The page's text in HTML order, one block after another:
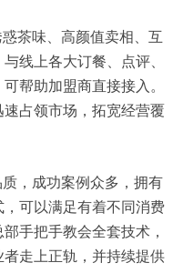
茶味、高颜值卖相、互
线上各大订餐、点评、
帮助加盟商直接接入。
占领市场，拓宽经营覆
，成功案例众多，拥有
可以满足有着不同消费
手把手教会全套技术，
走上正轨，并持续提供